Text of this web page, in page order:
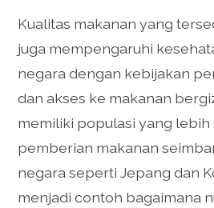
Kualitas makanan yang
juga mempengaruhi
negara dengan kebijakan
dan akses ke makanan
memiliki populasi yang lebih
pemberian makanan
negara seperti Jepang dan
menjadi contoh bagaimana